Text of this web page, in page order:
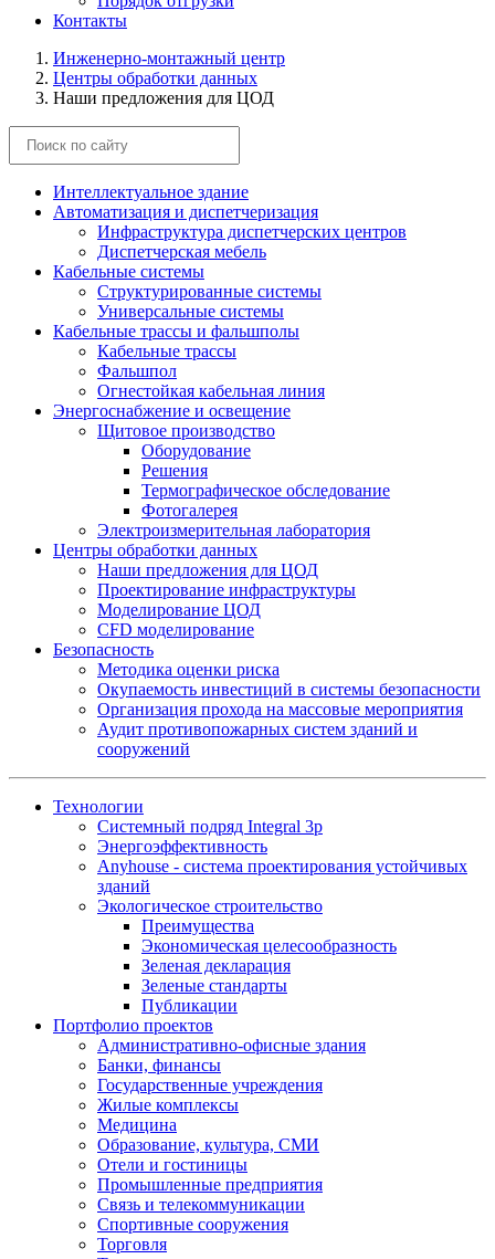
Контакты
Инженерно-монтажный центр
Центры обработки данных
Наши предложения для ЦОД
Интеллектуальное здание
Автоматизация и диспетчеризация
Инфраструктура диспетчерских центров
Диспетчерская мебель
Кабельные системы
Структурированные системы
Универсальные системы
Кабельные трассы и фальшполы
Кабельные трассы
Фальшпол
Огнестойкая кабельная линия
Энергоснабжение и освещение
Щитовое производство
Оборудование
Решения
Термографическое обследование
Фотогалерея
Электроизмерительная лаборатория
Центры обработки данных
Наши предложения для ЦОД
Проектирование инфраструктуры
Моделирование ЦОД
CFD моделирование
Безопасность
Методика оценки риска
Окупаемость инвестиций в системы безопасности
Организация прохода на массовые мероприятия
Аудит противопожарных систем зданий и
сооружений
Технологии
Системный подряд Integral 3p
Энергоэффективность
Anyhouse - система проектирования устойчивых
зданий
Экологическое строительство
Преимущества
Экономическая целесообразность
Зеленая декларация
Зеленые стандарты
Публикации
Портфолио проектов
Административно-офисные здания
Банки, финансы
Государственные учреждения
Жилые комплексы
Медицина
Образование, культура, СМИ
Отели и гостиницы
Промышленные предприятия
Связь и телекоммуникации
Спортивные сооружения
Торговля